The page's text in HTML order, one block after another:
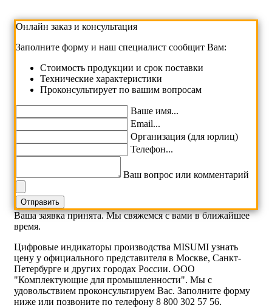
Онлайн заказ и консультация
Заполните форму и наш специалист сообщит Вам:
Cтоимость продукции и срок поставки
Технические характеристики
Проконсультирует по вашим вопросам
Ваше имя...
Email...
Организация (для юрлиц)
Телефон...
Ваш вопрос или комментарий
Ваша заявка принята. Мы свяжемся с вами в ближайшее
время.
Цифровые индикаторы производства MISUMI узнать
цену у официального представителя в Москве, Санкт-
Петербурге и других городах России. ООО
"Комплектующие для промышленности". Мы с
удовольствием проконсультируем Вас. Заполните форму
ниже или позвоните по телефону 8 800 302 57 56.